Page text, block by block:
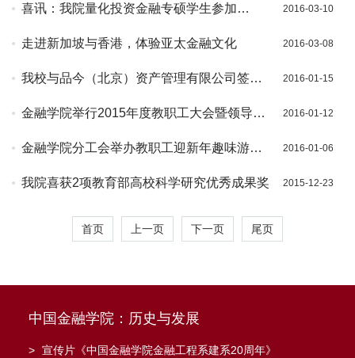
喜讯：我院量化投资金融专硕学生参加
2016-03-10
走进新加坡与香港，体验亚太金融文化 2016-03-08
我校与品今（北京）资产管理有限公司签署
2016-01-15
金融学院举行2015年度教职工大会暨领导班
2016-01-12
金融学院分工会举办教职工迎新年趣味游艺
2016-01-06
我院喜获2项教育部高校科学研究优秀成果奖 2015-12-23
首页 上一页 下一页 尾页
中国金融学院：历史与发展
> 宣传片《中国金融学院金融工程系建系20周年》